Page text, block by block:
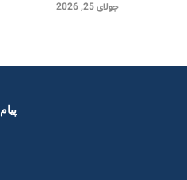
جولای 25, 2026
پیام